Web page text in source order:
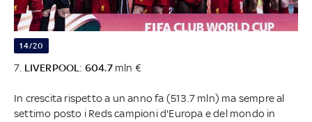
14/20
7. LIVERPOOL : 604.7mln €
In crescita rispetto a un anno fa (513.7 mln) ma sempre al
settimo posto i Reds campioni d'Europa e del mondo in